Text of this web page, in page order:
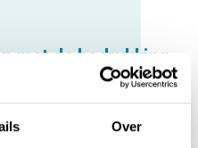
Over
met de bedrukking